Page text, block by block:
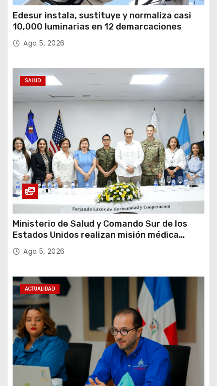
e
e
n
t
r
a
a
s
Edesur instala, sustituye y normaliza casi
10,000 luminarias en 12 demarcaciones
Ago 5, 2026
SALUD
Ministerio de Salud y Comando Sur de los
Estados Unidos realizan misión médica
Amistad 2026 en La Vega
Ago 5, 2026
ACTUALIDAD